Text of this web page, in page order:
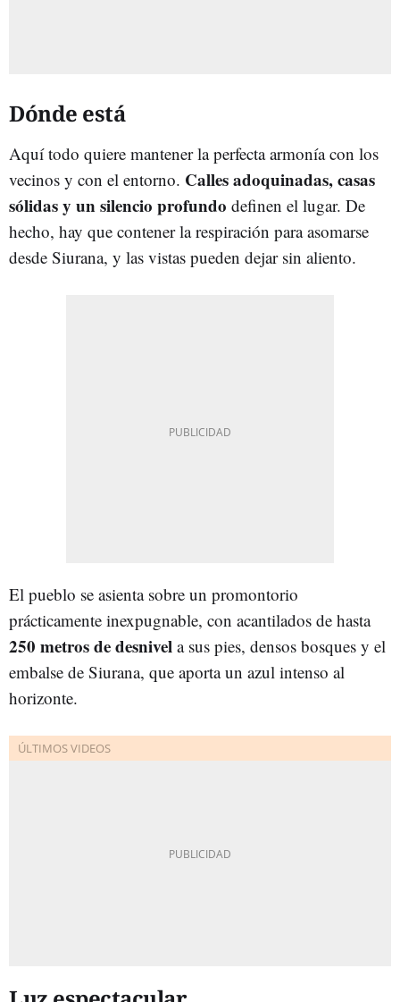
Dónde está
Aquí todo quiere mantener la perfecta armonía con los
vecinos y con el entorno. Calles adoquinadas, casas
sólidas y un silencio profundo definen el lugar. De
hecho, hay que contener la respiración para asomarse
desde Siurana, y las vistas pueden dejar sin aliento.
El pueblo se asienta sobre un promontorio
prácticamente inexpugnable, con acantilados de hasta
250 metros de desnivel a sus pies, densos bosques y el
embalse de Siurana, que aporta un azul intenso al
horizonte.